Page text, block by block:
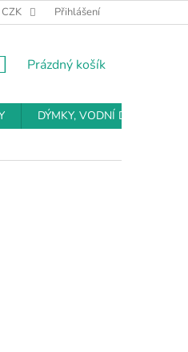
OCHRANY OSOBNÍCH ÚDAJŮ
CZK Přihlášení
NÁKUPNÍ
Prázdný košík
DÝMKY, VODNÍ DÝMKY